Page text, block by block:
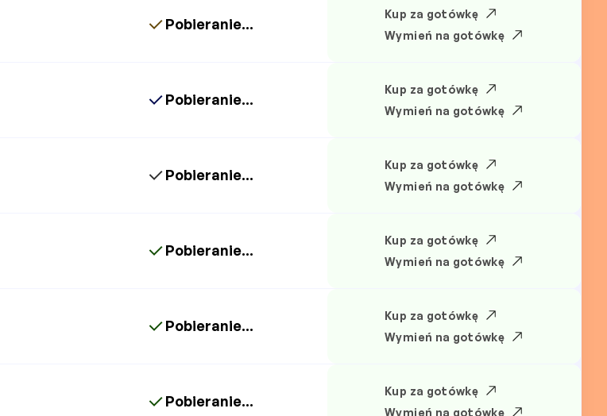
Pobieranie...
Kup za gotówkę
Wymień na gotówkę
Pobieranie...
Kup za gotówkę
Wymień na gotówkę
Pobieranie...
Kup za gotówkę
Wymień na gotówkę
Pobieranie...
Kup za gotówkę
Wymień na gotówkę
Pobieranie...
Kup za gotówkę
Wymień na gotówkę
Pobieranie...
Kup za gotówkę
Wymień na gotówkę